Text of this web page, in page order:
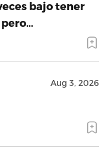
bajo tener
pero…
Aug 3, 2026